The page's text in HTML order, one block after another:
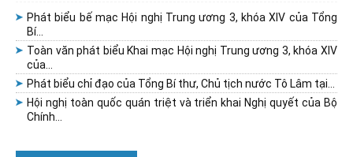
Phát biểu bế mạc Hội nghị Trung ương 3, khóa XIV của Tổng
Bí...
Toàn văn phát biểu Khai mạc Hội nghị Trung ương 3, khóa XIV
của...
Phát biểu chỉ đạo của Tổng Bí thư, Chủ tịch nước Tô Lâm tại...
Hội nghị toàn quốc quán triệt và triển khai Nghị quyết của Bộ
Chính...